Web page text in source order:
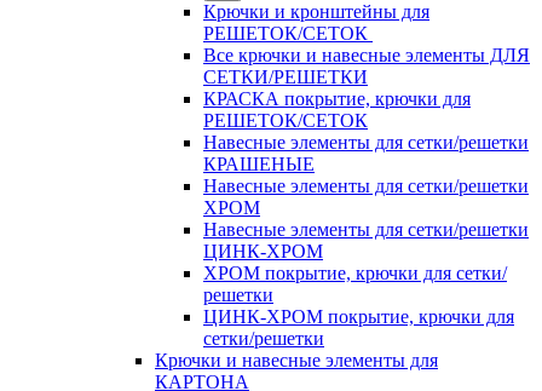
Крючки и кронштейны для
РЕШЕТОК/СЕТОК
Все крючки и навесные элементы ДЛЯ
СЕТКИ/РЕШЕТКИ
КРАСКА покрытие, крючки для
РЕШЕТОК/СЕТОК
Навесные элементы для сетки/решетки
КРАШЕНЫЕ
Навесные элементы для сетки/решетки
ХРОМ
Навесные элементы для сетки/решетки
ЦИНК-ХРОМ
ХРОМ покрытие, крючки для сетки/
решетки
ЦИНК-ХРОМ покрытие, крючки для
сетки/решетки
Крючки и навесные элементы для
КАРТОНА